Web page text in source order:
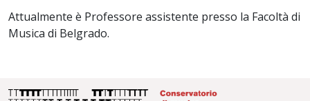
Attualmente è Professore assistente presso la Facoltà di
Musica di Belgrado.